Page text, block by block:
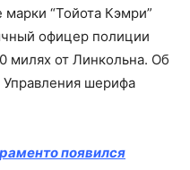
“Тойота Кэмри”
офицер полиции
милях от Линкольна. Об
шерифа
появился